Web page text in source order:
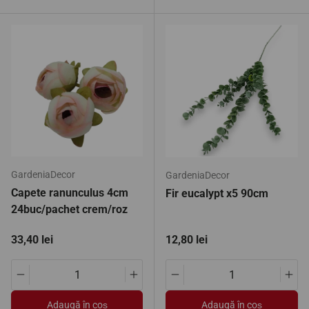
GardeniaDecor
Capete ranunculus 4cm
24buc/pachet crem/roz
Preț standard
33,40 lei
Translation missing: ro.products.product.quantity.decrease
Translation missing:
Adaugă în coș
GardeniaDecor
Fir eucalypt x5 90cm
Preț standard
12,80 lei
Translation missing:
Adaugă în coș